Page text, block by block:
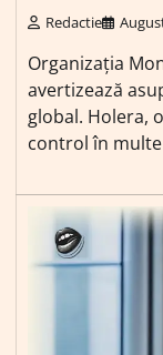
Redactie
Organizația
avertizează
global. Holera,
control în